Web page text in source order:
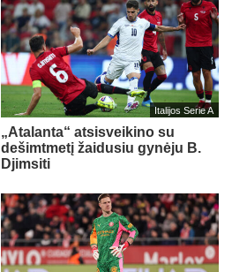
Italijos Serie A
„Atalanta“ atsisveikino su
dešimtmetį žaidusiu gynėju B.
Djimsiti